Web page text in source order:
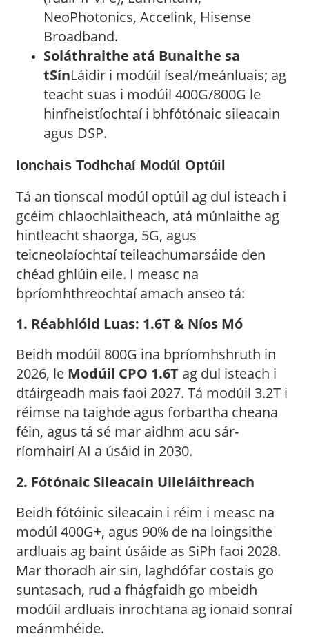
NeoPhotonics, Accelink, Hisense
Broadband.
Soláthraithe atá Bunaithe sa
tSínLáidir i modúil íseal/meánluais; ag
teacht suas i modúil 400G/800G le
hinfheistíochtaí i bhfótónaic sileacain
agus DSP.
Ionchais Todhchaí Modúl Optúil
Tá an tionscal modúl optúil ag dul isteach i
gcéim chlaochlaitheach, atá múnlaithe ag
hintleacht shaorga, 5G, agus
teicneolaíochtaí teileachumarsáide den
chéad ghlúin eile. I measc na
bpríomhthreochtaí amach anseo tá:
1. Réabhlóid Luas: 1.6T & Níos Mó
Beidh modúil 800G ina bpríomhshruth in
2026, le Modúil CPO 1.6Tag dul isteach i
dtáirgeadh mais faoi 2027. Tá modúil 3.2T i
réimse na taighde agus forbartha cheana
féin, agus tá sé mar aidhm acu sár-
ríomhairí AI a úsáid in 2030.
2. Fótónaic Sileacain Uileláithreach
Beidh fótóinic sileacain i réim i measc na
modúl 400G+, agus 90% de na loingsithe
ardluais ag baint úsáide as SiPh faoi 2028.
Mar thoradh air sin, laghdófar costais go
suntasach, rud a fhágfaidh go mbeidh
modúil ardluais inrochtana ag ionaid sonraí
meánmhéide.